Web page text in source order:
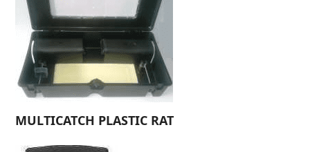
ΜULTICATCH PLASTIC RAT